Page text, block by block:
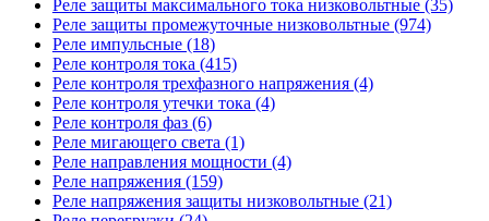
Реле защиты максимального тока низковольтные (35)
Реле защиты промежуточные низковольтные (974)
Реле импульсные (18)
Реле контроля тока (415)
Реле контроля трехфазного напряжения (4)
Реле контроля утечки тока (4)
Реле контроля фаз (6)
Реле мигающего света (1)
Реле направления мощности (4)
Реле напряжения (159)
Реле напряжения защиты низковольтные (21)